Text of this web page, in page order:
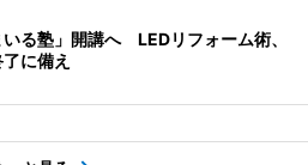
る塾」開講へ LEDリフォーム術、
に備え